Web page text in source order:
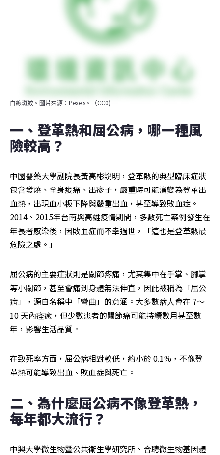
白線斑蚊。圖片來源：Pexels。（CC0)
一、登革熱和屈公病，哪一種風
險較高？
中國醫藥大學副院長黃高彬說明，登革熱的典型臨床症狀
包含發燒、全身痠痛、出疹子，嚴重時可能演變為登革出
血熱，出現血小板下降與嚴重出血，甚至導致敗血症。
2014、2015年台南與高雄疫情期間，多數死亡案例發生在
年長者感染後，因敗血症而不幸過世，「這也是登革熱最
危險之處。」
屈公病的主要症狀則是關節疼痛，尤其集中在手掌、腳掌
等小關節，甚至會痛到身體無法伸直，因此被稱為「屈公
病」，源自名稱中「彎曲」的意涵。大多數病人會在 7～
10 天內痊癒，但少數患者的關節痛可能持續數月甚至數
年，影響生活品質。
在致死率方面，屈公病相對較低，約小於 0.1%，不像登
革熱可能導致出血、敗血症與死亡。
二、為什麼屈公病不像登革熱，
每年都大流行？
中興大學微生物暨公共衛生學研究所、合聘微生物基因體